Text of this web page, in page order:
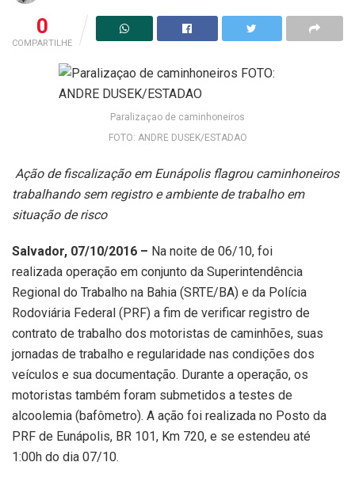
0
COMPARTILHE
Paralizaçao de caminhoneiros
FOTO: ANDRE DUSEK/ESTADAO
Ação de fiscalização em Eunápolis flagrou caminhoneiros
trabalhando sem registro e ambiente de trabalho em
situação de risco
Salvador, 07/10/2016 – Na noite de 06/10, foi
realizada operação em conjunto da Superintendência
Regional do Trabalho na Bahia (SRTE/BA) e da Polícia
Rodoviária Federal (PRF) a fim de verificar registro de
contrato de trabalho dos motoristas de caminhões, suas
jornadas de trabalho e regularidade nas condições dos
veículos e sua documentação. Durante a operação, os
motoristas também foram submetidos a testes de
alcoolemia (bafômetro). A ação foi realizada no Posto da
PRF de Eunápolis, BR 101, Km 720, e se estendeu até
1:00h do dia 07/10.